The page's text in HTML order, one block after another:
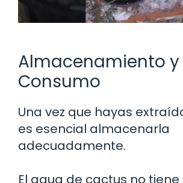
Almacenamiento y
Consumo
Una vez que hayas
es esencial almacenarla
adecuadamente.
El agua de cactus no